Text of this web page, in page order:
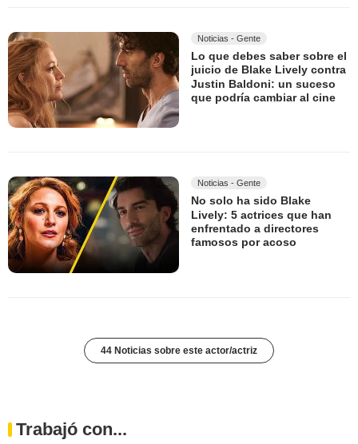
Noticias - Gente
Lo que debes saber sobre el
juicio de Blake Lively contra
Justin Baldoni: un suceso
que podría cambiar al cine
Noticias - Gente
No solo ha sido Blake
Lively: 5 actrices que han
enfrentado a directores
famosos por acoso
44 Noticias sobre este actor/actriz
Trabajó con...